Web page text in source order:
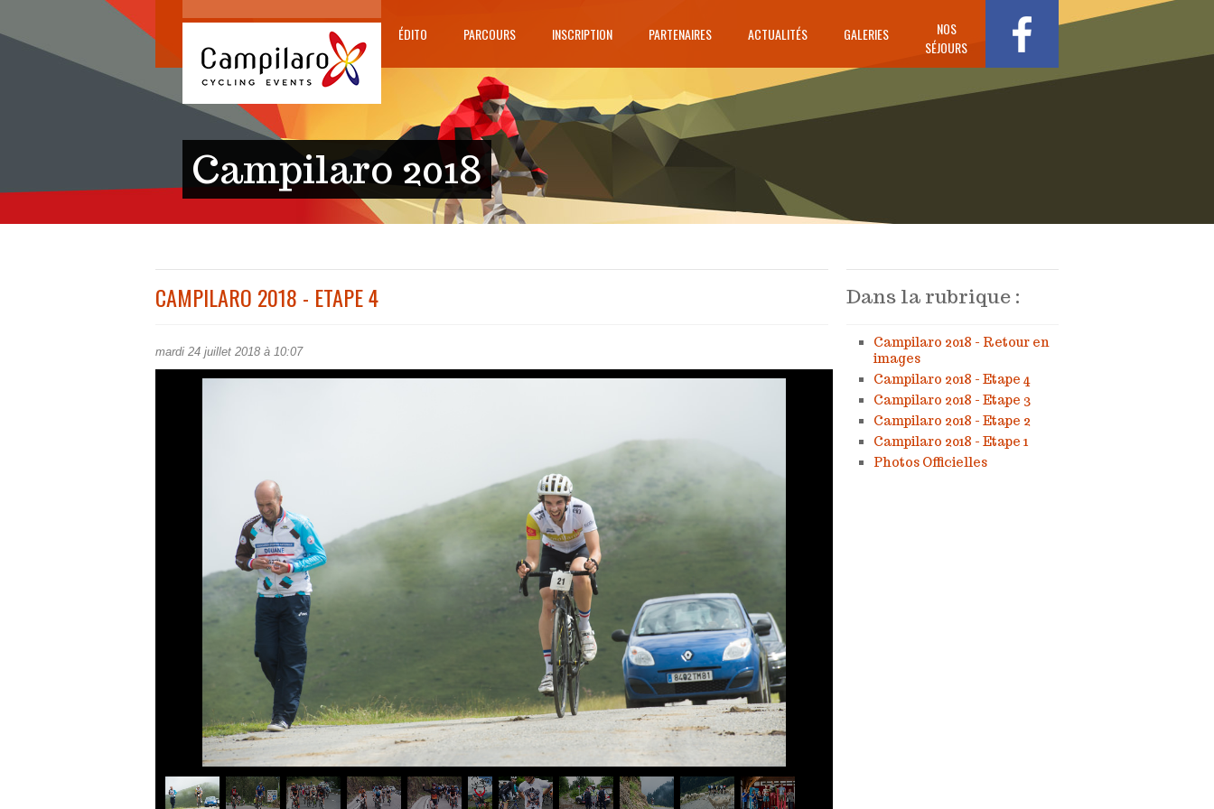
ÉDITO PARCOURS INSCRIPTION PARTENAIRES ACTUALITÉS GALERIES
NOS
SÉJOURS
Campilaro 2018
CAMPILARO 2018 - ETAPE 4
mardi 24 juillet 2018 à 10:07
Dans la rubrique :
Campilaro 2018 - Retour en
images
Campilaro 2018 - Etape 4
Campilaro 2018 - Etape 3
Campilaro 2018 - Etape 2
Campilaro 2018 - Etape 1
Photos Officielles